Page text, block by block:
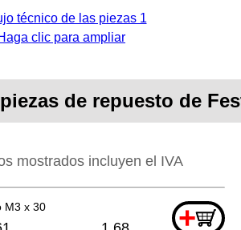
técnico de las piezas 1
clic para ampliar
de repuesto de
mostrados incluyen el IVA
M3 x 30 +